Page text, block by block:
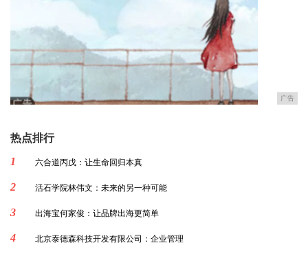
广告
热点排行
1
六合道丙戊：让生命回归本真
2 活石学院林伟文：未来的另一种可能
3 出海宝何家俊：让品牌出海更简单
4 北京泰德森科技开发有限公司：企业管理